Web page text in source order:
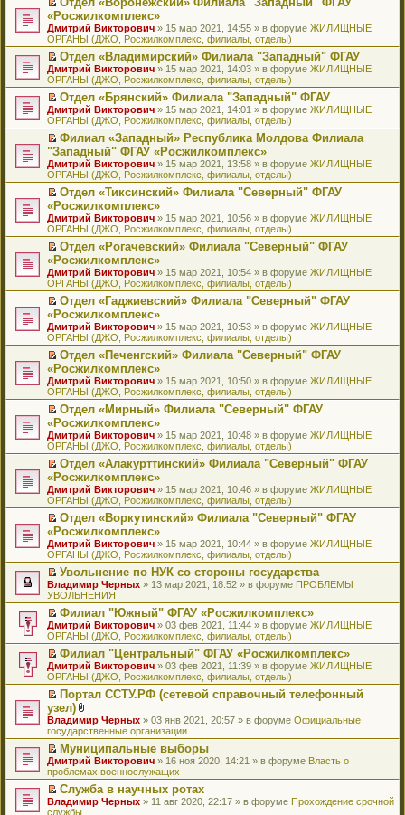
н
ю
о
б
щ
е
н
и
ю
н
м
у
с
о
о
б
щ
е
н
и
ю
ч
т
а
н
н
о
м
у
с
о
о
б
щ
е
н
и
ю
н
п
р
о
ч
и
т
а
н
н
о
м
у
с
о
о
б
щ
е
н
и
ю
р
о
м
у
н
е
п
р
о
ч
и
т
а
н
н
о
м
у
с
о
о
б
щ
е
н
и
ю
т
к
п
е
р
в
о
м
у
н
е
п
р
о
ч
и
т
а
н
н
о
м
у
с
о
о
б
щ
е
н
и
ю
П
р
е
й
т
и
к
п
е
р
в
о
м
у
н
е
п
р
о
ч
и
т
а
н
н
о
м
у
с
о
о
б
щ
е
н
и
ю
«Росжилкомплекс»
Дмитрий Викторович » 15 мар 2021, 14:55 » в форуме ЖИЛИЩНЫЕ
ОРГАНЫ (ДЖО, Росжилкомплекс, филиалы, отделы)
П
е
р
е
й
т
и
к
п
е
р
в
о
м
у
н
е
п
р
о
ч
и
т
а
н
н
о
м
у
с
о
о
б
щ
е
н
и
ю
Отдел «Владимирский» Филиала "Западный" ФГАУ
Дмитрий Викторович » 15 мар 2021, 14:03 » в форуме ЖИЛИЩНЫЕ
ОРГАНЫ (ДЖО, Росжилкомплекс, филиалы, отделы)
П
е
р
е
й
т
и
к
п
е
р
в
о
м
у
н
е
п
р
о
ч
и
т
а
н
н
о
м
у
с
о
о
б
щ
е
н
и
ю
Отдел «Брянский» Филиала "Западный" ФГАУ
Дмитрий Викторович » 15 мар 2021, 14:01 » в форуме ЖИЛИЩНЫЕ
ОРГАНЫ (ДЖО, Росжилкомплекс, филиалы, отделы)
П
е
р
е
й
т
к
п
е
р
о
м
у
н
п
р
о
ч
т
а
н
н
м
у
с
о
б
щ
е
н
ю
Филиал «Западный» Республика Молдова Филиала
"Западный" ФГАУ «Росжилкомплекс»
Дмитрий Викторович » 15 мар 2021, 13:58 » в форуме ЖИЛИЩНЫЕ
ОРГАНЫ (ДЖО, Росжилкомплекс, филиалы, отделы)
П
р
е
й
т
к
п
е
р
о
м
у
н
п
р
о
ч
т
а
н
н
м
у
с
о
б
щ
е
н
и
ю
Отдел «Тиксинский» Филиала "Северный" ФГАУ
«Росжилкомплекс»
Дмитрий Викторович » 15 мар 2021, 10:56 » в форуме ЖИЛИЩНЫЕ
ОРГАНЫ (ДЖО, Росжилкомплекс, филиалы, отделы)
П
р
е
й
т
к
п
е
р
о
м
у
н
п
р
о
ч
т
а
н
н
м
у
с
о
о
б
щ
е
н
и
ю
Отдел «Рогачевский» Филиала "Северный" ФГАУ
«Росжилкомплекс»
Дмитрий Викторович » 15 мар 2021, 10:54 » в форуме ЖИЛИЩНЫЕ
ОРГАНЫ (ДЖО, Росжилкомплекс, филиалы, отделы)
П
р
е
й
т
к
п
е
р
о
м
у
н
п
р
о
ч
т
а
н
н
о
м
у
с
о
о
б
щ
е
н
и
ю
Отдел «Гаджиевский» Филиала "Северный" ФГАУ
«Росжилкомплекс»
Дмитрий Викторович » 15 мар 2021, 10:53 » в форуме ЖИЛИЩНЫЕ
ОРГАНЫ (ДЖО, Росжилкомплекс, филиалы, отделы)
П
р
е
й
т
к
п
е
р
о
м
у
н
п
р
о
ч
и
т
а
н
н
о
м
у
с
о
о
б
щ
е
н
и
ю
Отдел «Печенгский» Филиала "Северный" ФГАУ
«Росжилкомплекс»
Дмитрий Викторович » 15 мар 2021, 10:50 » в форуме ЖИЛИЩНЫЕ
ОРГАНЫ (ДЖО, Росжилкомплекс, филиалы, отделы)
П
р
е
й
т
к
п
е
р
о
м
у
н
е
п
р
о
ч
и
т
а
н
н
о
м
у
с
о
о
б
щ
е
н
и
Отдел «Мирный» Филиала "Северный" ФГАУ
«Росжилкомплекс»
Дмитрий Викторович » 15 мар 2021, 10:48 » в форуме ЖИЛИЩНЫЕ
ОРГАНЫ (ДЖО, Росжилкомплекс, филиалы, отделы)
П
р
е
й
т
к
п
е
р
в
о
м
у
н
е
п
р
о
ч
и
т
а
н
н
о
м
у
с
о
о
Отдел «Алакурттинский» Филиала "Северный" ФГАУ
«Росжилкомплекс»
Дмитрий Викторович » 15 мар 2021, 10:46 » в форуме ЖИЛИЩНЫЕ
ОРГАНЫ (ДЖО, Росжилкомплекс, филиалы, отделы)
П
р
е
й
т
и
к
п
е
р
в
о
м
у
н
е
п
р
о
ч
и
т
а
н
н
о
Отдел «Воркутинский» Филиала "Северный" ФГАУ
«Росжилкомплекс»
Дмитрий Викторович » 15 мар 2021, 10:44 » в форуме ЖИЛИЩНЫЕ
ОРГАНЫ (ДЖО, Росжилкомплекс, филиалы, отделы)
П
е
р
е
й
т
и
к
п
е
р
в
о
м
у
н
е
п
р
о
ч
и
Увольнение по НУК со стороны государства
Владимир Черных » 13 мар 2021, 18:52 » в форуме ПРОБЛЕМЫ
УВОЛЬНЕНИЯ
П
е
р
е
й
т
и
к
п
е
р
в
о
м
у
н
е
п
Филиал "Южный" ФГАУ «Росжилкомплекс»
Дмитрий Викторович » 03 фев 2021, 11:44 » в форуме ЖИЛИЩНЫЕ
ОРГАНЫ (ДЖО, Росжилкомплекс, филиалы, отделы)
П
е
р
й
т
и
к
п
е
р
в
о
м
Филиал "Центральный" ФГАУ «Росжилкомплекс»
Дмитрий Викторович » 03 фев 2021, 11:39 » в форуме ЖИЛИЩНЫЕ
ОРГАНЫ (ДЖО, Росжилкомплекс, филиалы, отделы)
П
е
р
е
й
т
и
к
п
е
р
Портал ССТУ.РФ (сетевой справочный телефонный
узел)
В
л
о
ж
е
н
и
я
Владимир Черных » 03 янв 2021, 20:57 » в форуме Официальные
государственные организации
П
е
р
е
й
т
Муниципальные выборы
Дмитрий Викторович » 16 ноя 2020, 14:21 » в форуме Власть о
проблемах военнослужащих
П
е
Служба в научных ротах
Владимир Черных » 11 авг 2020, 22:17 » в форуме Прохождение срочной
службы